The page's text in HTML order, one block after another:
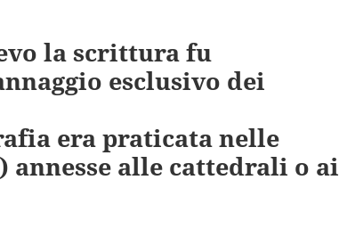
la scrittura fu
esclusivo dei
era praticata nelle
) annesse alle cattedrali o ai